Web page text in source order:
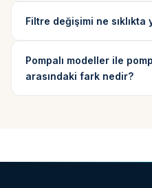
Filtre değişimi ne sıklıkta
Pompalı modeller ile
arasındaki fark nedir?